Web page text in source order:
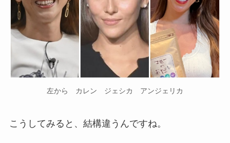
左から カレン ジェシカ アンジェリカ
こうしてみると、結構違うんですね。